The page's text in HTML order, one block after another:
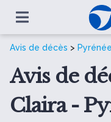
Avis de décès >
Avis de
Claira -